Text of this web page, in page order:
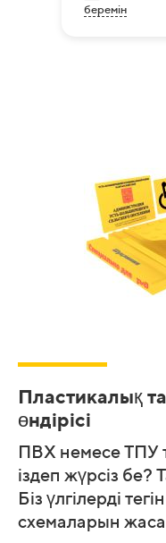
беремін
Пластикалық
өндірісі
ПВХ немесе TПУ
іздеп жүрсіз бе?
Біз үлгілерді
схемаларын